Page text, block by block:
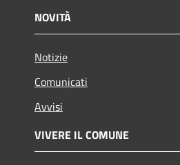
NOVITÀ
Notizie
Comunicati
Avvisi
VIVERE IL COMUNE